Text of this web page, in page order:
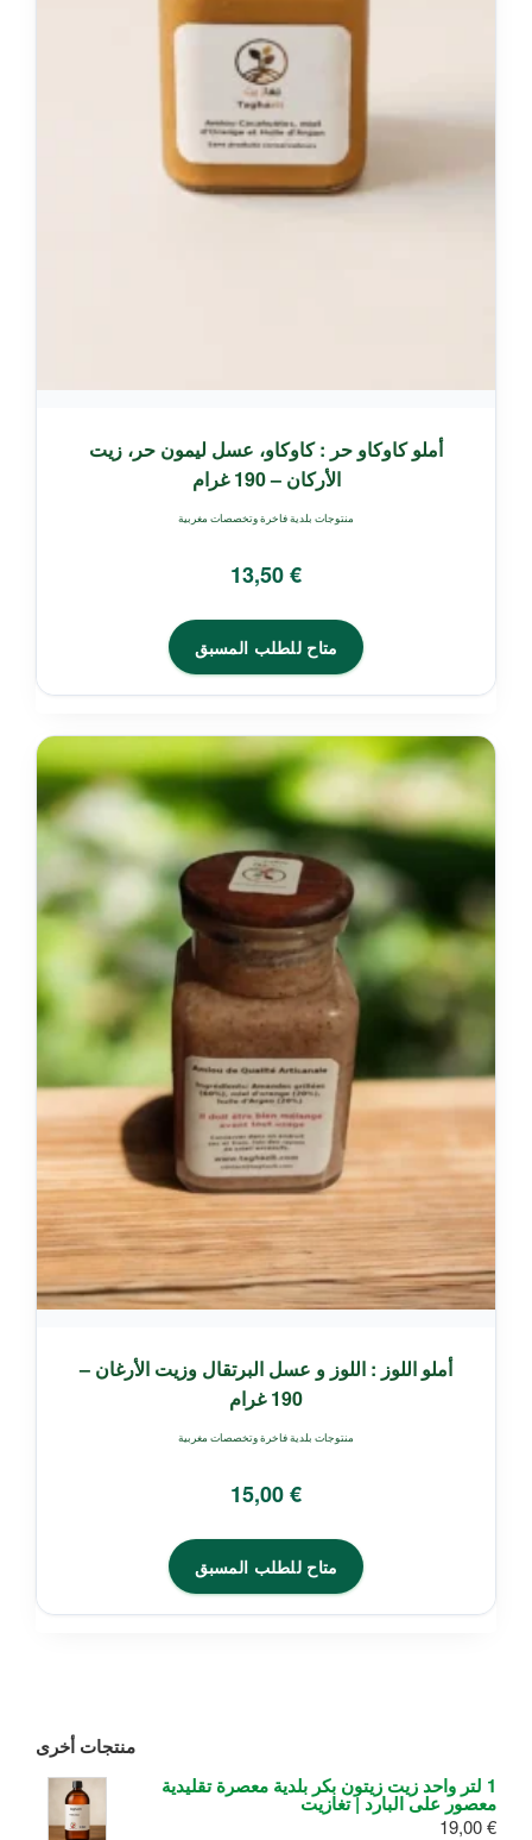
أملو كاوكاو حر : كاوكاو، عسل ليمون حر، زيت
الأركان – 190 غرام
منتوجات بلدية فاخرة وتخصصات مغربية
13,50€
متاح للطلب المسبق
أملو اللوز : اللوز و عسل البرتقال وزيت الأرغان –
190 غرام
منتوجات بلدية فاخرة وتخصصات مغربية
15,00€
متاح للطلب المسبق
منتجات أخرى
1 لتر واحد زيت زيتون بكر بلدية معصرة تقليدية
معصور على البارد | تغازيت
19,00€